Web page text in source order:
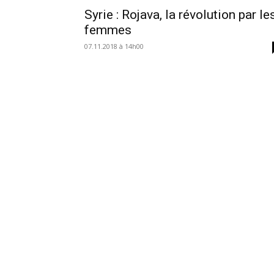
Syrie : Rojava, la révolution par
femmes
07.11.2018 à 14h00